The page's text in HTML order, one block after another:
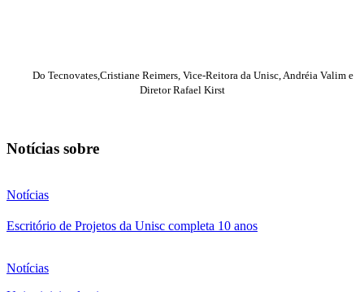
Do Tecnovates,Cristiane Reimers, Vice-Reitora da Unisc, Andréia Valim e
Diretor Rafael Kirst
Notícias sobre
Notícias
Escritório de Projetos da Unisc completa 10 anos
Notícias